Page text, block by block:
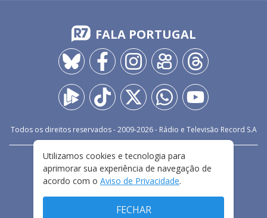
FALA PORTUGAL
Todos os direitos reservados - 2009-2026- Rádio e Televisão Record S.A
FALE CONOSCO
PRIVACIDADE
TERMOS E CONDIÇÕES DE USO
Utilizamos cookies e tecnologia para
aprimorar sua experiência de navegação de
acordo com o Aviso de Privacidade.
FECHAR